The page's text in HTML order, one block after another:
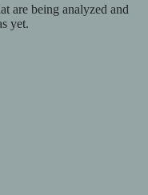
are being analyzed and
yet.